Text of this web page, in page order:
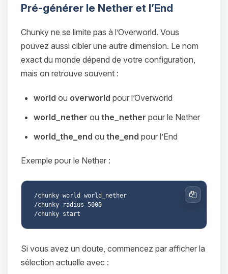
Pré-générer le Nether et l’End
Chunky ne se limite pas à l’Overworld. Vous
pouvez aussi cibler une autre dimension. Le nom
exact du monde dépend de votre configuration,
mais on retrouve souvent :
world ou overworld pour l’Overworld
world_nether ou the_nether pour le Nether
world_the_end ou the_end pour l’End
Exemple pour le Nether :
/chunky world world_nether
/chunky radius 5000
Copier
Si vous avez un doute, commencez par afficher la
sélection actuelle avec :
assistant BoxToPlay. Dis-moi ce dont
petits circuits pour t’aider.
06/08/2026 à 23:10